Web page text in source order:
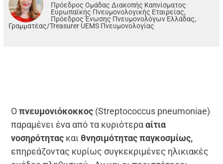
Πρόεδρος Ομάδας Διακοπής Καπνίσματος
Ευρωπαϊκής Πνευμονολογικής Εταιρείας,
Πρόεδρος Ένωσης Πνευμονολόγων Ελλάδας,
Γραμματέας/Treasurer UEMS Πνευμονολογίας
Οπνευμονιόκοκκος (Streptococcus pneumoniae)
παραμένει ένα από τα κυριότερααίτια
νοσηρότητας και θνησιμότητας παγκοσμίως,
επηρεάζοντας κυρίως συγκεκριμένες ηλικιακές